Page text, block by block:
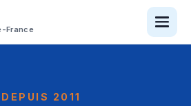
France
2011